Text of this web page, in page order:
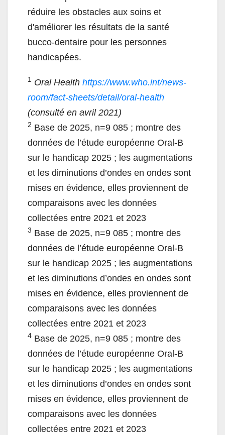
réduire les obstacles aux soins et
d'améliorer les résultats de la santé
bucco-dentaire pour les personnes
handicapées.
1 Oral Health https://www.who.int/news-
room/fact-sheets/detail/oral-health
(consulté en avril 2021)
2 Base de 2025, n=9 085 ; montre des
données de l’étude européenne Oral-B
sur le handicap 2025 ; les augmentations
et les diminutions d’ondes en ondes sont
mises en évidence, elles proviennent de
comparaisons avec les données
collectées entre 2021 et 2023
3 Base de 2025, n=9 085 ; montre des
données de l’étude européenne Oral-B
sur le handicap 2025 ; les augmentations
et les diminutions d’ondes en ondes sont
mises en évidence, elles proviennent de
comparaisons avec les données
collectées entre 2021 et 2023
4 Base de 2025, n=9 085 ; montre des
données de l’étude européenne Oral-B
sur le handicap 2025 ; les augmentations
et les diminutions d’ondes en ondes sont
mises en évidence, elles proviennent de
comparaisons avec les données
collectées entre 2021 et 2023